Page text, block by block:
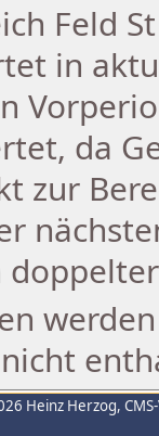
Feld
in
da
zur
Heinz Herzog,